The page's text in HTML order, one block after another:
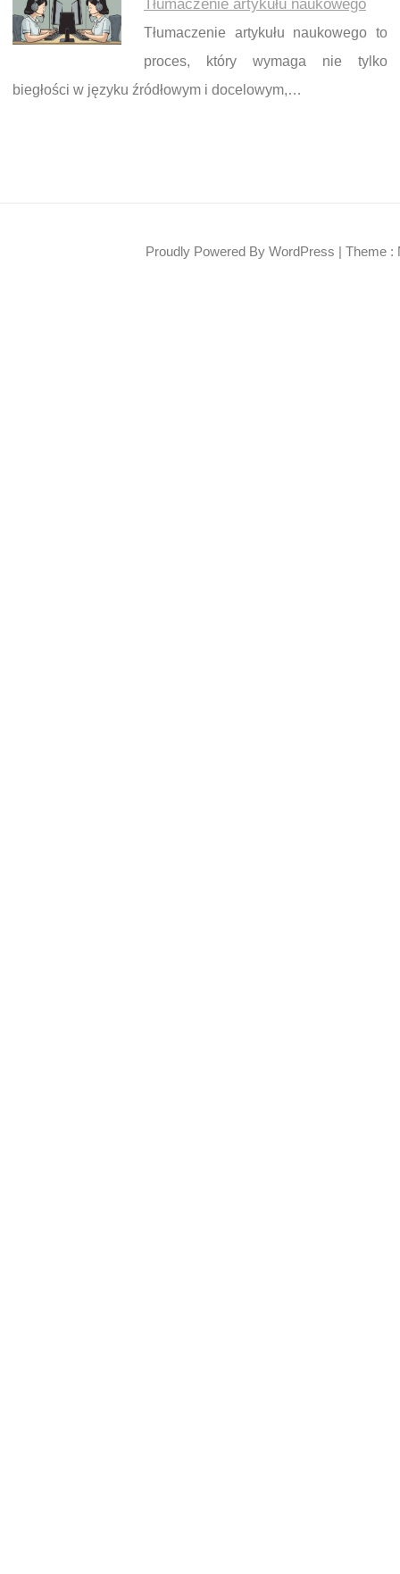
Tłumaczenie artykułu naukowego
Tłumaczenie artykułu naukowego to
proces, który wymaga nie tylko
biegłości w języku źródłowym i docelowym,…
Proudly Powered By WordPress | Theme :